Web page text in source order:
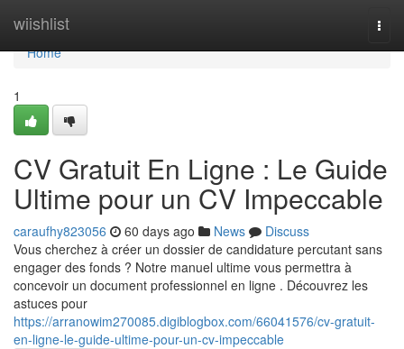
wiishlist
Home
Home
1
CV Gratuit En Ligne : Le Guide
Ultime pour un CV Impeccable
caraufhy823056 60 days ago News
Discuss
Vous cherchez à créer un dossier de candidature percutant sans
engager des fonds ? Notre manuel ultime vous permettra à
concevoir un document professionnel en ligne . Découvrez les
astuces pour
https://arranowim270085.digiblogbox.com/66041576/cv-gratuit-
en-ligne-le-guide-ultime-pour-un-cv-impeccable